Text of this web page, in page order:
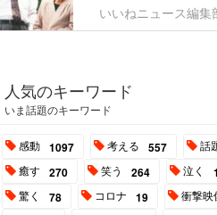
いいねニュース編集
人気のキーワード
いま話題のキーワード
感動 1097 考える 557 話
癒す 270 笑う 264 泣く
驚く 78 コロナ 19 衝撃映